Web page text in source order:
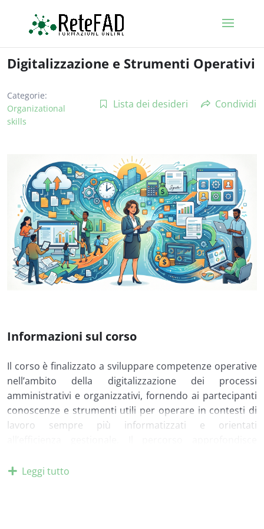
Digitalizzazione e Strumenti Operativi
Categorie:
Organizational
skills
Lista dei desideri Condividi
Informazioni sul corso
Il corso è finalizzato a sviluppare competenze operative
nell’ambito della digitalizzazione dei processi
amministrativi e organizzativi, fornendo ai partecipanti
conoscenze e strumenti utili per operare in contesti di
lavoro sempre più informatizzati e orientati
aziendali, con particolare attenzione all’utilizzo di
Leggi tutto